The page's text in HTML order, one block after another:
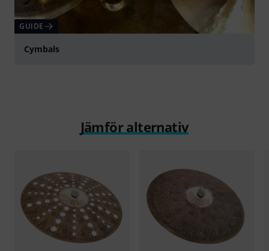
GUIDE
Cymbals
Jämför alternativ